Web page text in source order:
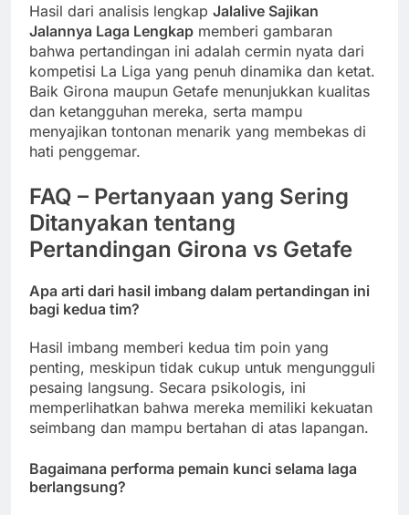
Hasil dari analisis lengkap Jalalive Sajikan
Jalannya Laga Lengkap memberi gambaran
bahwa pertandingan ini adalah cermin nyata dari
kompetisi La Liga yang penuh dinamika dan ketat.
Baik Girona maupun Getafe menunjukkan kualitas
dan ketangguhan mereka, serta mampu
menyajikan tontonan menarik yang membekas di
hati penggemar.
FAQ – Pertanyaan yang Sering
Ditanyakan tentang
Pertandingan Girona vs Getafe
Apa arti dari hasil imbang dalam pertandingan ini
bagi kedua tim?
Hasil imbang memberi kedua tim poin yang
penting, meskipun tidak cukup untuk mengungguli
pesaing langsung. Secara psikologis, ini
memperlihatkan bahwa mereka memiliki kekuatan
seimbang dan mampu bertahan di atas lapangan.
Bagaimana performa pemain kunci selama laga
berlangsung?